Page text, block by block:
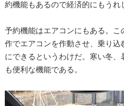
約機能もあるので経済的にもうれ
予約機能はエアコンにもある。
作でエアコンを作動させ、乗り
にできるというわけだ。寒い冬、
も便利な機能である。